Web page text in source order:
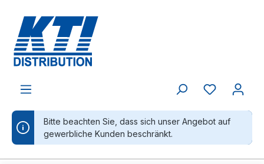
Bitte beachten Sie, dass sich unser Angebot auf
gewerbliche Kunden beschränkt.